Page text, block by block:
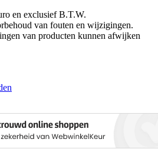
en exclusief B.T.W.
van fouten en wijzigingen.
van producten kunnen afwijken